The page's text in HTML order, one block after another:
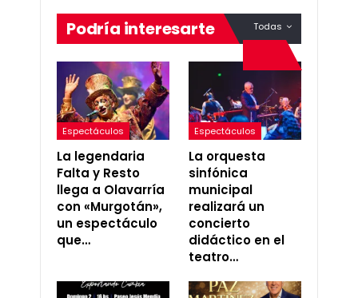
Todas
Podría interesarte
Espectáculos
La legendaria
Falta y Resto
llega a Olavarría
con «Murgotán»,
un espectáculo
que…
Espectáculos
La orquesta
sinfónica
municipal
realizará un
concierto
didáctico en el
teatro…